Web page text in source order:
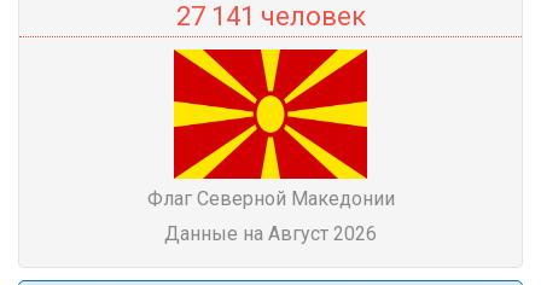
27 141 человек
Флаг Северной Македонии
Данные на Август 2026